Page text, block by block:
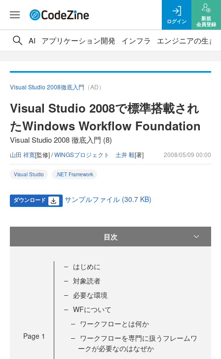
ログイン
新規
会員登録
AI アプリケーション開発 インフラ エンジニアの生き
Visual Studio 2008徹底入門 （AD）
Visual Studio 2008で標準搭載され
たWindows Workflow Foundation
Visual Studio 2008 徹底入門 (8)
山田 祥寛[監修] /WINGSプロジェクト 土井 毅[著] 2008/05/09 00:00
Visual Studio .NET Framework
ダウンロード サンプルファイル (30.7 KB)
目次
Page 1
はじめに
対象読者
必要な環境
WFについて
ワークフローとは何か
ワークフローを専門に扱うフレームワ
ークが必要なのはなぜか